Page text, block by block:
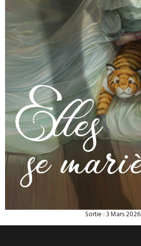
Sortie : 3 Mars 2026